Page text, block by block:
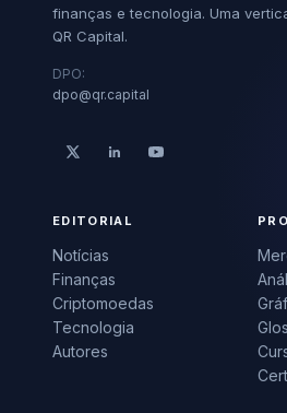
finanças e tecnologia. Uma
QR Capital.
DPO:
dpo@qr.capital
EDITORIAL
Notícias
Finanças
Criptomoedas
Tecnologia
Autores